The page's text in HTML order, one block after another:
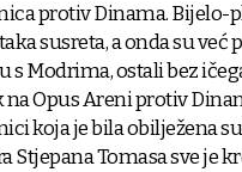
protiv Dinama. Bijelo-
susreta, a onda su već
s Modrima, ostali bez
na Opus Areni protiv
koja je bila obilježena
Stjepana Tomasa sve je